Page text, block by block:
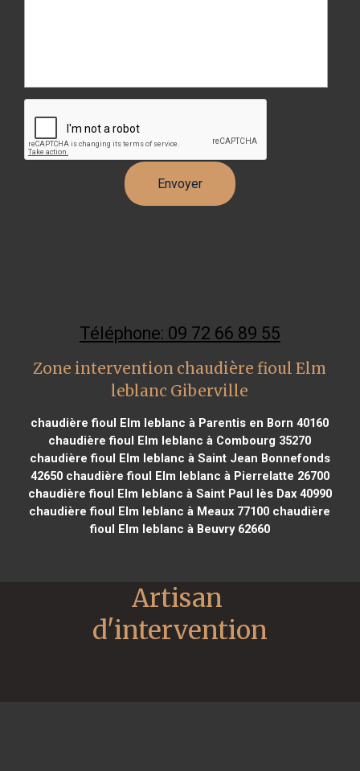
Téléphone: 09 72 66 89 55
Zone intervention chaudière fioul Elm
leblanc Giberville
chaudière fioul Elm leblanc à Parentis en Born 40160
chaudière fioul Elm leblanc à Combourg 35270
chaudière fioul Elm leblanc à Saint Jean Bonnefonds
42650chaudière fioul Elm leblanc à Pierrelatte 26700
chaudière fioul Elm leblanc à Saint Paul lès Dax 40990
chaudière fioul Elm leblanc à Meaux 77100 chaudière
fioul Elm leblanc à Beuvry 62660
Artisan
d'intervention